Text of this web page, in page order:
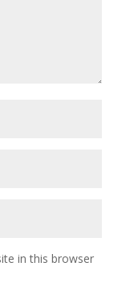
in this browser